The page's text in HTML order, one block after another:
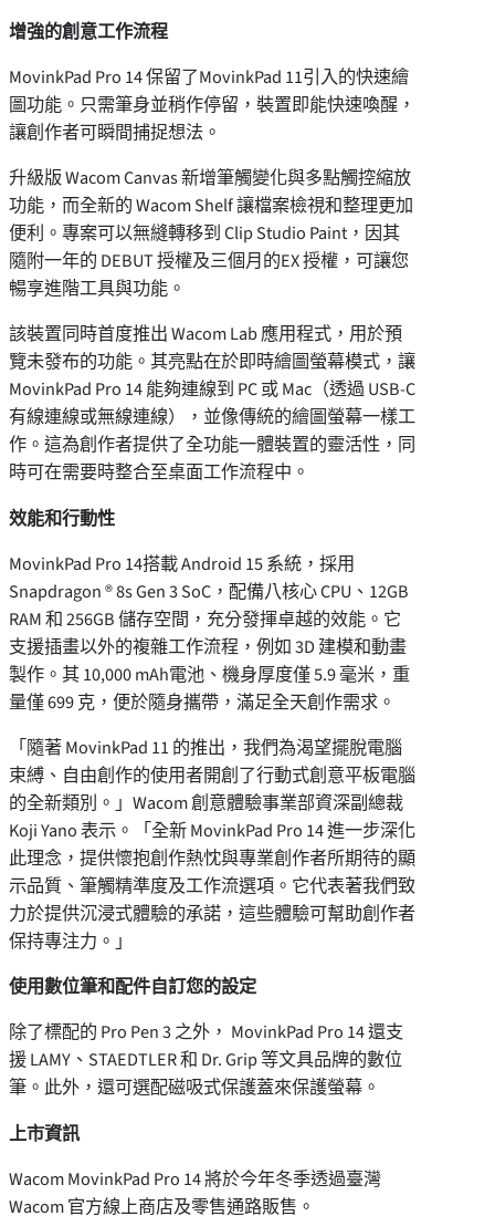
增強的創意工作流程
MovinkPad Pro 14 保留了MovinkPad 11引入的快速繪
圖功能。只需筆身並稍作停留，裝置即能快速喚醒，
讓創作者可瞬間捕捉想法。
升級版 Wacom Canvas 新增筆觸變化與多點觸控縮放
功能，而全新的 Wacom Shelf 讓檔案檢視和整理更加
便利。專案可以無縫轉移到 Clip Studio Paint，因其
隨附一年的 DEBUT 授權及三個月的EX 授權，可讓您
暢享進階工具與功能。
該裝置同時首度推出 Wacom Lab 應用程式，用於預
覽未發布的功能。其亮點在於即時繪圖螢幕模式，讓
MovinkPad Pro 14 能夠連線到 PC 或 Mac（透過 USB-C
有線連線或無線連線），並像傳統的繪圖螢幕一樣工
作。這為創作者提供了全功能一體裝置的靈活性，同
時可在需要時整合至桌面工作流程中。
效能和行動性
MovinkPad Pro 14搭載 Android 15 系統，採用
Snapdragon ® 8s Gen 3 SoC，配備八核心 CPU、12GB
RAM 和 256GB 儲存空間，充分發揮卓越的效能。它
支援插畫以外的複雜工作流程，例如 3D 建模和動畫
製作。其 10,000 mAh電池、機身厚度僅 5.9 毫米，重
量僅 699 克，便於隨身攜帶，滿足全天創作需求。
「隨著 MovinkPad 11 的推出，我們為渴望擺脫電腦
束縛、自由創作的使用者開創了行動式創意平板電腦
的全新類別。」Wacom 創意體驗事業部資深副總裁
Koji Yano表示。「全新 MovinkPad Pro 14 進一步深化
此理念，提供懷抱創作熱忱與專業創作者所期待的顯
示品質、筆觸精準度及工作流選項。它代表著我們致
力於提供沉浸式體驗的承諾，這些體驗可幫助創作者
保持專注力。」
使用數位筆和配件自訂您的設定
除了標配的 Pro Pen 3 之外， MovinkPad Pro 14 還支
援 LAMY、STAEDTLER 和 Dr. Grip 等文具品牌的數位
筆。此外，還可選配磁吸式保護蓋來保護螢幕。
上市資訊
Wacom MovinkPad Pro 14 將於今年冬季透過臺灣
Wacom 官方線上商店及零售通路販售。